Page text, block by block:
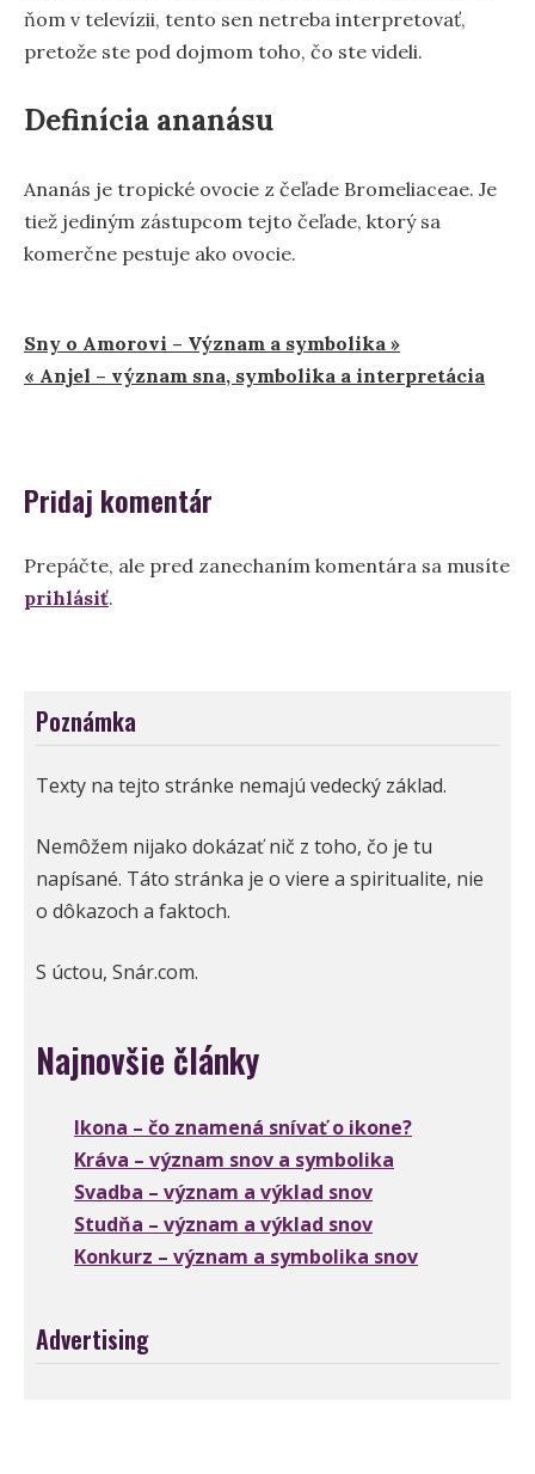
ňom v televízii, tento sen netreba interpretovať,
pretože ste pod dojmom toho, čo ste videli.
Definícia ananásu
Ananás je tropické ovocie z čeľade Bromeliaceae. Je
tiež jediným zástupcom tejto čeľade, ktorý sa
komerčne pestuje ako ovocie.
Navigácia
v
Sny o Amorovi – Význam a symbolika »
« Anjel – význam sna, symbolika a interpretácia
Pridaj komentár
Prepáčte, ale pred zanechaním komentára sa musíte
prihlásiť.
Poznámka
Texty na tejto stránke nemajú vedecký základ.
Nemôžem nijako dokázať nič z toho, čo je tu
napísané. Táto stránka je o viere a spiritualite, nie
o dôkazoch a faktoch.
S úctou, Snár.com.
Najnovšie články
Ikona – čo znamená snívať o ikone?
Kráva – význam snov a symbolika
Svadba – význam a výklad snov
Studňa – význam a výklad snov
Konkurz – význam a symbolika snov
Advertising